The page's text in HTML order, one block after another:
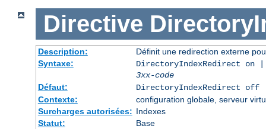
Directive
Description:
Définit une redirection externe
Syntaxe:
DirectoryIndexRedirect
3xx-code
Défaut:
DirectoryIndexRedirect off
Contexte:
configuration globale, serveur
Surcharges autorisées: Indexes
Statut:
Base